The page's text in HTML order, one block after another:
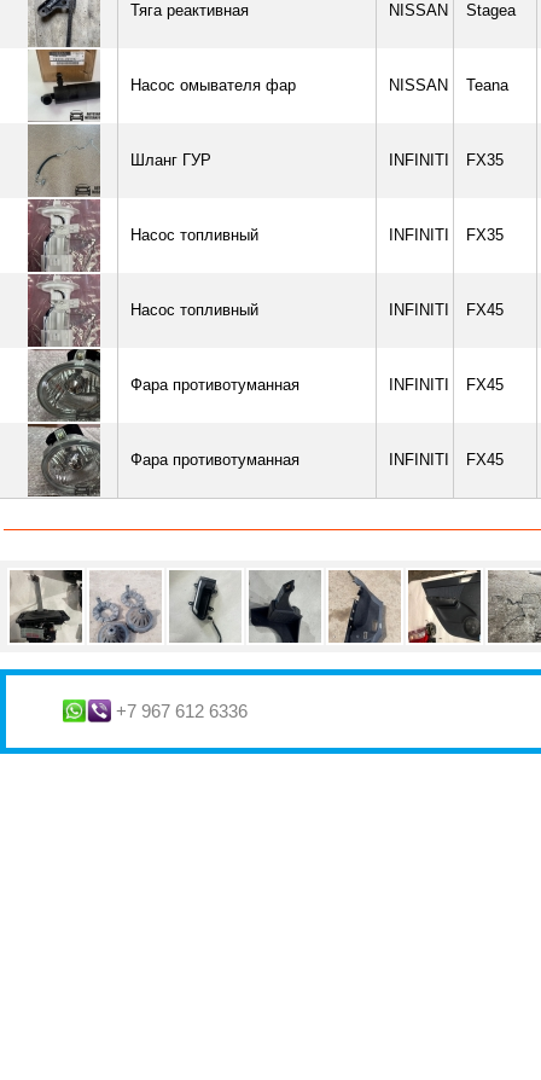
Тяга реактивная NISSAN Stagea
Насос омывателя фар NISSAN Teana
Шланг ГУР INFINITI FX35
Насос топливный INFINITI FX35
Насос топливный INFINITI FX45
Фара противотуманная INFINITI FX45
Фара противотуманная INFINITI FX45
+7 967 612 6336